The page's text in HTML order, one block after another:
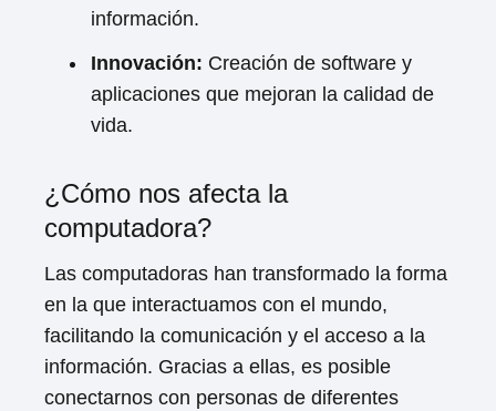
información.
Innovación: Creación de software y
aplicaciones que mejoran la calidad de
vida.
¿Cómo nos afecta la
computadora?
Las computadoras han transformado la forma
en la que interactuamos con el mundo,
facilitando la comunicación y el acceso a la
información. Gracias a ellas, es posible
conectarnos con personas de diferentes